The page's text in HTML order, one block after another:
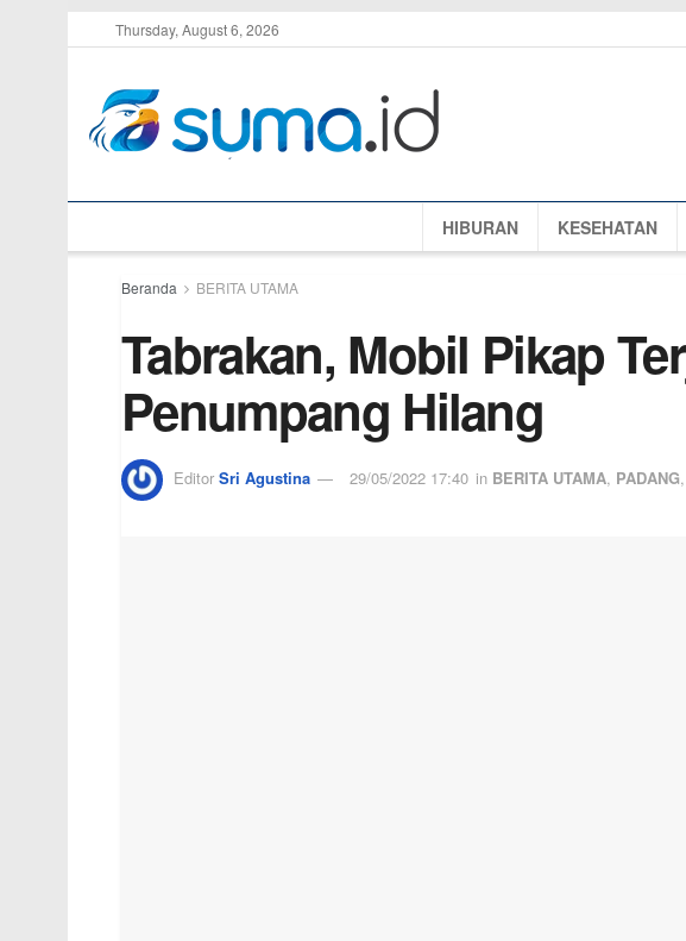
Thursday, August 6, 2026
HIBURAN KESEHATAN
Beranda BERITA UTAMA
Tabrakan, Mobil Pikap
Penumpang Hilang
Editor Sri Agustina 29/05/2022 17:40 in BERITA UTAMA, PADANG,